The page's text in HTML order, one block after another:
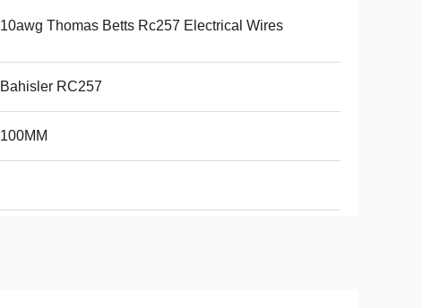
10awg Thomas Betts Rc257 Electrical Wires
Bahisler RC257
100MM